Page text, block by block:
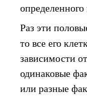
Раз эти
то все его
зависимости
одинаковые
или разные